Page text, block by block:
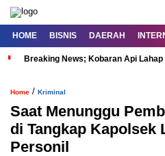
HOME BISNIS DAERAH
Breaking News; Kobaran Api
Home / Kriminal
Saat Menunggu
di Tangkap Kapolsek
Personil